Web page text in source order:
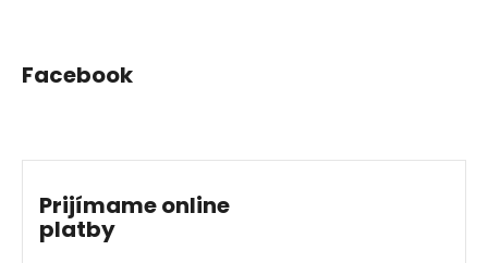
Facebook
Prijímame online
platby